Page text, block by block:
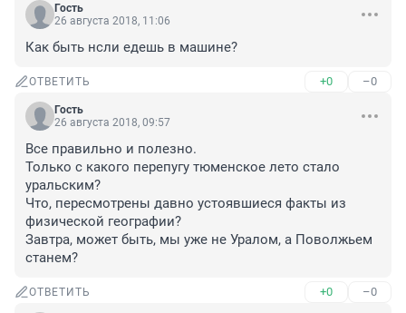
Гость
26 августа 2018, 11:06
Как быть нсли едешь в машине?
ОТВЕТИТЬ +0 –0
Гость
26 августа 2018, 09:57
Все правильно и полезно.
Только с какого перепугу тюменское лето стало
уральским?
Что, пересмотрены давно устоявшиеся факты из
физической географии?
Завтра, может быть, мы уже не Уралом, а Поволжьем
станем?
ОТВЕТИТЬ +0 –0